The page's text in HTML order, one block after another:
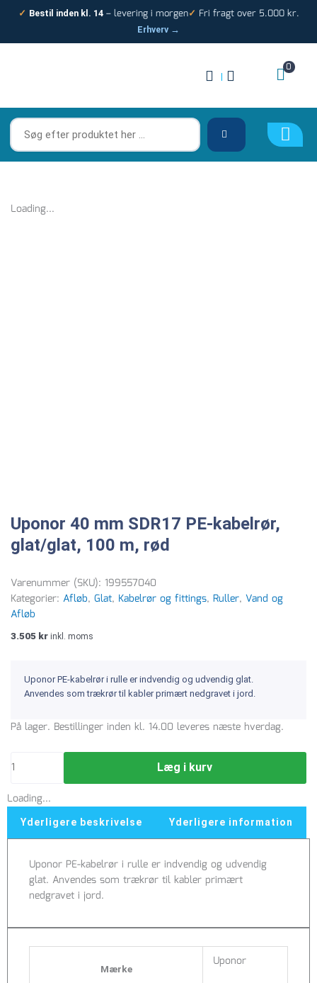
✓ Bestil inden kl. 14– levering i morgen✓ Fri fragt over 5.000 kr.
Erhverv →
|
0
Søg
efter
produktet
Loading...
Uponor 40 mm SDR17 PE-kabelrør,
glat/glat, 100 m, rød
Varenummer (SKU): 199557040
Kategorier: Afløb, Glat, Kabelrør og fittings, Ruller, Vand og
Afløb
3.505 kr inkl. moms
Uponor PE-kabelrør i rulle er indvendig og udvendig glat.
Anvendes som trækrør til kabler primært nedgravet i jord.
På lager. Bestillinger inden kl. 14.00 leveres næste hverdag.
Uponor
SDR17
kabelrør,
glat/glat,
100
antal
Læg i kurv
Loading...
Yderligere beskrivelse Yderligere information
Uponor PE-kabelrør i rulle er indvendig og udvendig
glat. Anvendes som trækrør til kabler primært
nedgravet i jord.
Mærke Uponor